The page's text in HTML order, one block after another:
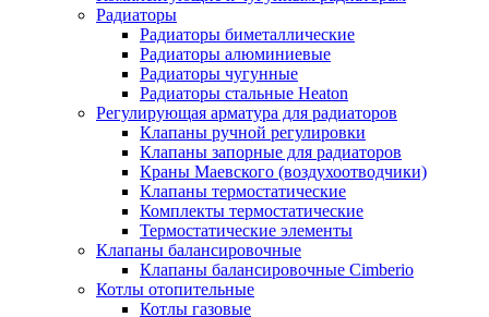
Радиаторы
Радиаторы биметаллические
Радиаторы алюминиевые
Радиаторы чугунные
Радиаторы стальные Heaton
Регулирующая арматура для радиаторов
Клапаны ручной регулировки
Клапаны запорные для радиаторов
Краны Маевского (воздухоотводчики)
Клапаны термостатические
Комплекты термостатические
Термостатические элементы
Клапаны балансировочные
Клапаны балансировочные Cimberio
Котлы отопительные
Котлы газовые